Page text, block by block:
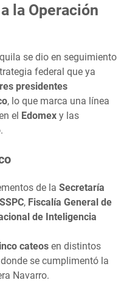
la Operación
se dio en seguimiento
federal que ya
presidentes
, lo que marca una línea
el Edomex y las
de la Secretaría
SSPC, Fiscalía General de
de Inteligencia
cateos en distintos
se cumplimentó la
Navarro.